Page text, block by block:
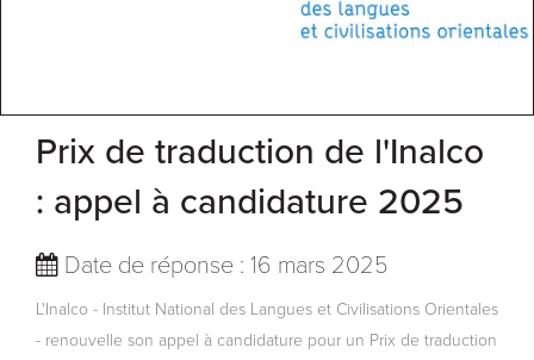
Prix de traduction de l'Inalco
: appel à candidature 2025
Date de réponse : 16 mars 2025
L'Inalco - Institut National des Langues et Civilisations Orientales
- renouvelle son appel à candidature pour un Prix de traduction